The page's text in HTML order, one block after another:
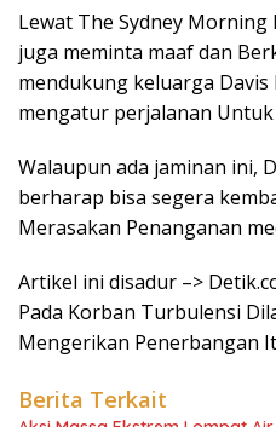
Lewat The Sydney
juga meminta maaf dan
mendukung keluarga Davis
mengatur perjalanan
Walaupun ada jaminan ini,
berharap bisa segera
Merasakan Penanganan
Artikel ini disadur –>
Pada Korban Turbulensi
Mengerikan Penerbangan
Berita Terkait